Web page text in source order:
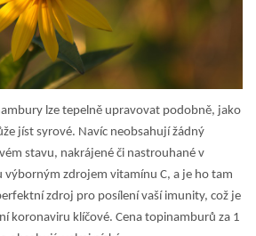
lze tepelně upravovat podobně, jako
jíst syrové. Navíc neobsahují žádný
stavu, nakrájené či nastrouhané v
výborným zdrojem vitamínu C, a je ho tam
zdroj pro posílení vaší imunity, což je
koronaviru klíčové. Cena topinamburů za 1